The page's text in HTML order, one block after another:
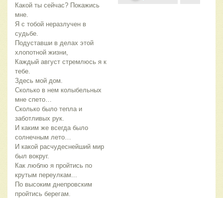
Какой ты сейчас? Покажись
мне.
Я с тобой неразлучен в
судьбе.
Подуставши в делах этой
хлопотной жизни,
Каждый август стремлюсь я к
тебе.
Здесь мой дом.
Сколько в нем колыбельных
мне спето…
Сколько было тепла и
заботливых рук.
И каким же всегда было
солнечным лето…
И какой расчудеснейший мир
был вокруг.
Как люблю я пройтись по
крутым переулкам...
По высоким днепровским
пройтись берегам.